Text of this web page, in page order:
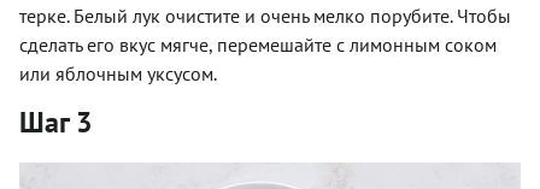
терке. Белый лук очистите и очень мелко порубите. Чтобы
сделать его вкус мягче, перемешайте с лимонным соком
или яблочным уксусом.
Шаг 3